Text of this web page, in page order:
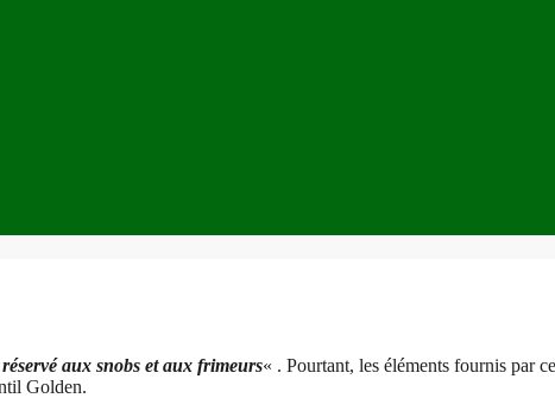
aux snobs et aux frimeurs« . Pourtant, les éléments fournis par
Golden.